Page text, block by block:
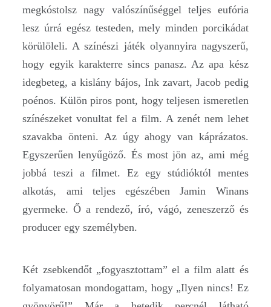
megkóstolsz nagy valószínűséggel teljes eufória
lesz úrrá egész testeden, mely minden porcikádat
körülöleli. A színészi játék olyannyira nagyszerű,
hogy egyik karakterre sincs panasz. Az apa kész
idegbeteg, a kislány bájos, Ink zavart, Jacob pedig
poénos. Külön piros pont, hogy teljesen ismeretlen
színészeket vonultat fel a film. A zenét nem lehet
szavakba önteni. Az úgy ahogy van káprázatos.
Egyszerűen lenyűgöző. És most jön az, ami még
jobbá teszi a filmet. Ez egy stúdióktól mentes
alkotás, ami teljes egészében Jamin Winans
gyermeke. Ő a rendező, író, vágó, zeneszerző és
producer egy személyben.
Két zsebkendőt „fogyasztottam” el a film alatt és
folyamatosan mondogattam, hogy „Ilyen nincs! Ez